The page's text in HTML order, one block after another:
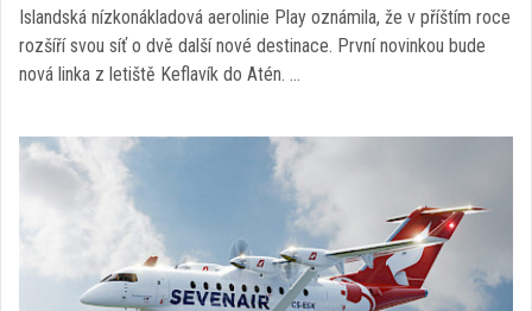
Islandská nízkonákladová aerolinie Play oznámila, že v příštím roce
rozšíří svou síť o dvě další nové destinace. První novinkou bude
nová linka z letiště Keflavík do Atén. …